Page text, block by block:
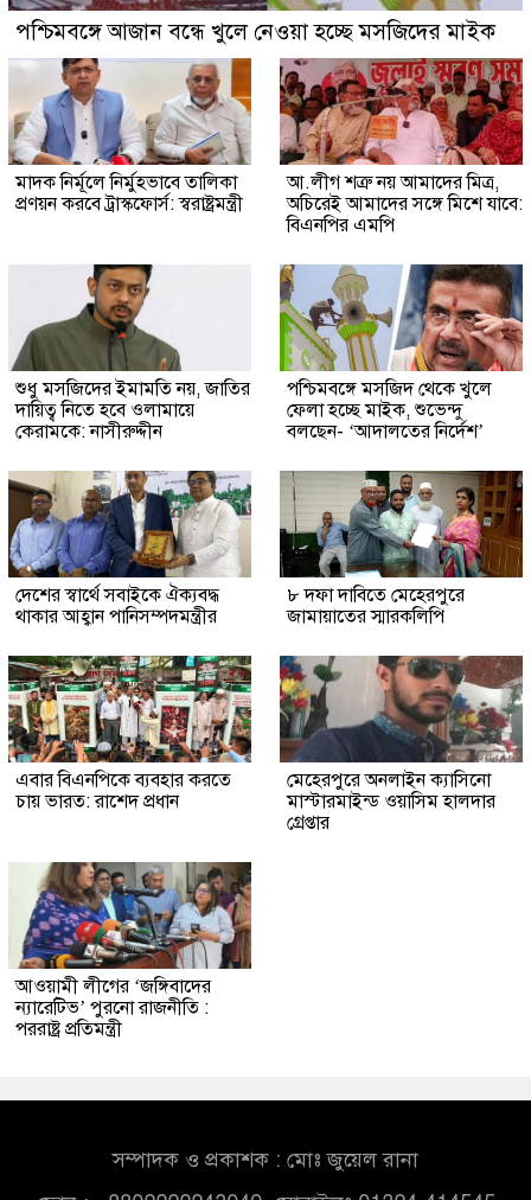
পশ্চিমবঙ্গে আজান বন্ধে খুলে নেওয়া হচ্ছে মসজিদের মাইক
মাদক নির্মূলে নির্মুহভাবে তালিকা
প্রণয়ন করবে ট্রাস্কফোর্স: স্বরাষ্ট্রমন্ত্রী
আ.লীগ শত্রু নয় আমাদের মিত্র,
অচিরেই আমাদের সঙ্গে মিশে যাবে:
বিএনপির এমপি
শুধু মসজিদের ইমামতি নয়, জাতির
দায়িত্ব নিতে হবে ওলামায়ে
কেরামকে: নাসীরুদ্দীন
পশ্চিমবঙ্গে মসজিদ থেকে খুলে
ফেলা হচ্ছে মাইক, শুভেন্দু
বলছেন- ‘আদালতের নির্দেশ’
দেশের স্বার্থে সবাইকে ঐক্যবদ্ধ
থাকার আহ্বান পানিসম্পদমন্ত্রীর
৮ দফা দাবিতে মেহেরপুরে
জামায়াতের স্মারকলিপি
এবার বিএনপিকে ব্যবহার করতে
চায় ভারত: রাশেদ প্রধান
মেহেরপুরে অনলাইন ক্যাসিনো
মাস্টারমাইন্ড ওয়াসিম হালদার
গ্রেপ্তার
আওয়ামী লীগের ‘জঙ্গিবাদের
ন্যারেটিভ’ পুরনো রাজনীতি :
পররাষ্ট্র প্রতিমন্ত্রী
সম্পাদক ও প্রকাশক : মোঃ জুয়েল রানা